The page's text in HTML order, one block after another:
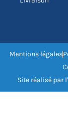
Mentions légales
Site réalisé par